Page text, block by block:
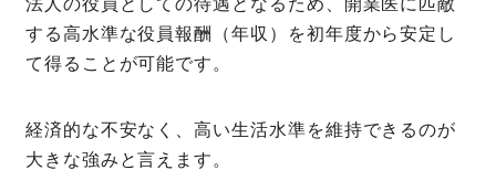
する高水準な役員報酬（年収）を初年度から安定し
て得ることが可能です。
経済的な不安なく、高い生活水準を維持できるのが
大きな強みと言えます。